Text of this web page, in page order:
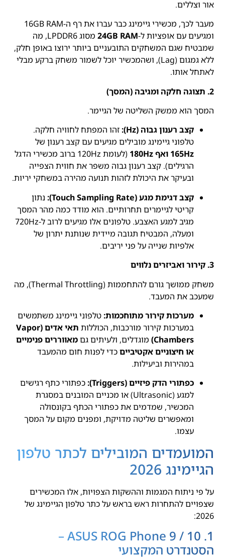
אור וצללים.
מעבר לכך, מכשירי גיימינג כבר עברו את רף ה-16GB RAM
ומגיעים עם אופציות ל-24GB RAM
מסוג LPDDR6, מה
שמבטיח שגם המשחקים התובעניים ביותר ירוצו באופן חלק,
ללא גמגום (Lag), ושהמכשיר יוכל לשמור משחק ברקע מבלי
לאתחל אותו.
2. תצוגה חלקה ומגיבה (המסך)
המסך הוא ממשק השליטה של הגיימר.
קצב רענון גבוה (Hz):
זהו המפתח לחוויה חלקה.
טלפוני גיימינג מובילים מגיעים עם קצב רענון של
165Hz ואף 180Hz
(לעומת 120Hz ברוב מכשירי הדגל
הרגילים). קצב רענון גבוה משפר את חווית הצפייה
ובעיקר את היכולת לזהות תנועה מהירה במשחקי יריות.
קצב דגימת מגע (Touch Sampling Rate):
נתון
קריטי לגיימרים תחרותיים. הוא מודד כמה מהר המסך
מגיב למגע האצבע. טלפונים אלו מגיעים לרוב ל-720Hz
ומעלה, המבטיח תגובה מיידית שנותנת יתרון של
אלפיות שנייה על פני יריבים.
3. קירור ואביזרים נלווים
משחק ממושך גורם להתחממות (Thermal Throttling), מה
שמעכב את המעבד.
מערכות קירור מתוחכמות:טלפוני גיימינג משתמשים
במערכות קירור מורכבות, הכוללות
תאי אדים (Vapor
Chambers) מוגדלים, ולעיתים גםמאווררים פנימיים
או חיצוניים אקטיבייםכדי לפנות חום מהמעבד
במהירות וביעילות.
כפתורי הדק פיזיים (Triggers):
כפתורי כתף רגישים
למגע (Ultrasonic) או מכניים המובנים במסגרת
המכשיר, שמדמים את כפתורי הכתף בקונסולה
ומאפשרים שליטה מדויקת, ומפנים מקום על המסך
עצמו.
המועמדים המובילים לכתר טלפון
הגיימינג 2026
על פי ניתוח המגמות וההשקות הצפויות, אלו המכשירים
שצפויים להתחרות ראש בראש על כתר טלפון הגיימינג של
2026:
1. ASUS ROG Phone 9 / 10 –
הסטנדרט המקצועי